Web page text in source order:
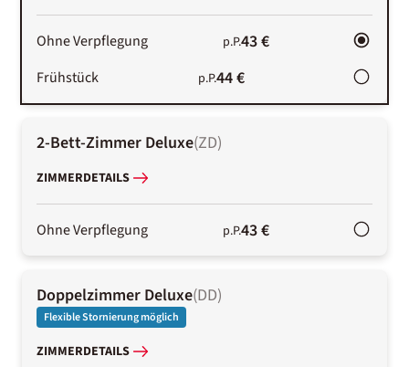
Ohne Verpflegung p.P.43 €
Frühstück p.P.44 €
2-Bett-Zimmer Deluxe(ZD)
ZIMMERDETAILS
Ohne Verpflegung p.P.43 €
Doppelzimmer Deluxe(DD)
Flexible Stornierung möglich
ZIMMERDETAILS